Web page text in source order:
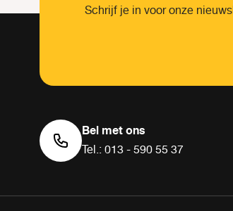
Schrijf je in voor onze
Bel met ons
Tel.: 013 - 590 55 37